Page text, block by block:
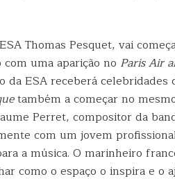
Thomas Pesquet, vai
uma aparição no Paris Air
da ESA receberá
também a começar no
Perret, compositor da
com um jovem
a música. O marinheiro
como o espaço o inspira e o